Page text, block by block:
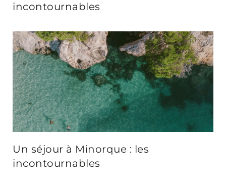
incontournables
Un séjour à Minorque : les
incontournables